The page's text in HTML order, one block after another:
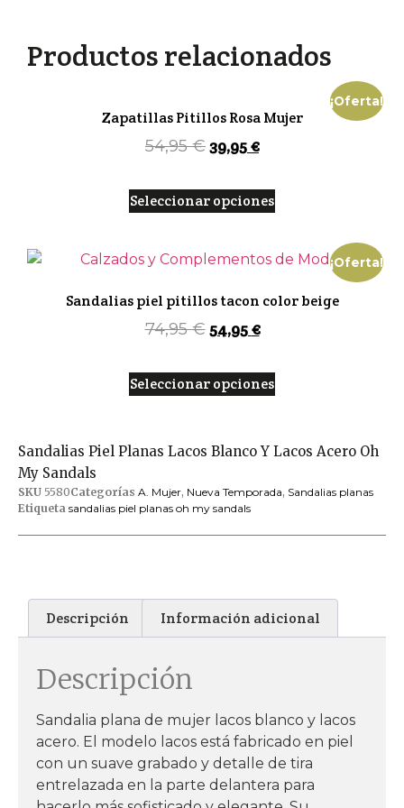
my
sandals
Productos relacionados
¡Oferta!
Zapatillas Pitillos Rosa Mujer
54,95€39,95€
Seleccionar opciones
¡Oferta!
Sandalias piel pitillos tacon color beige
74,95€ 54,95€
Seleccionar opciones
Sandalias Piel Planas Lacos Blanco Y Lacos Acero Oh
My Sandals
SKU 5580Categorías A. Mujer, Nueva Temporada, Sandalias planas
Etiqueta sandalias piel planas oh my sandals
Descripción Información adicional
Descripción
Sandalia plana de mujer lacos blanco y lacos
acero. El modelo lacos está fabricado en piel
con un suave grabado y detalle de tira
entrelazada en la parte delantera para